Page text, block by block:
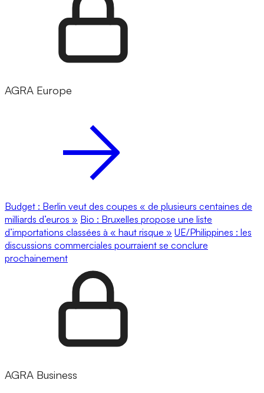
AGRA Europe
Budget : Berlin veut des coupes « de plusieurs centaines de
milliards d’euros » Bio : Bruxelles propose une liste
d’importations classées à « haut risque » UE/Philippines : les
discussions commerciales pourraient se conclure
prochainement
AGRA Business